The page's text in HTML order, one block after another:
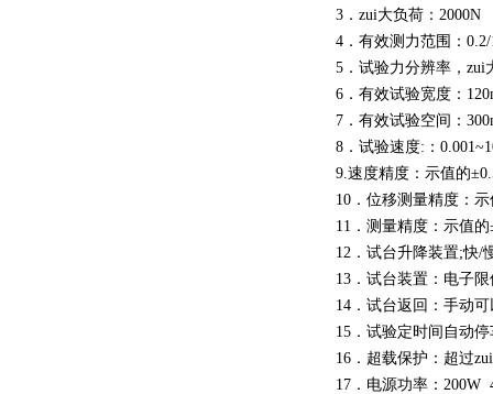
3．zui大负荷：
4．有效测力范围：0.2/
5．试验力分辨率，zui
6．有效试验宽度：
7．有效试验空间：
8．试验速度:：
9.速度精度：示值的
10．位移测量精度：
11．测量精度：示值
12．试台升降装置;快/
13．试台装置：电子
14．试台返回：手动
15．试验定时间自动
16．超载保护：超过
17．电源功率：200W